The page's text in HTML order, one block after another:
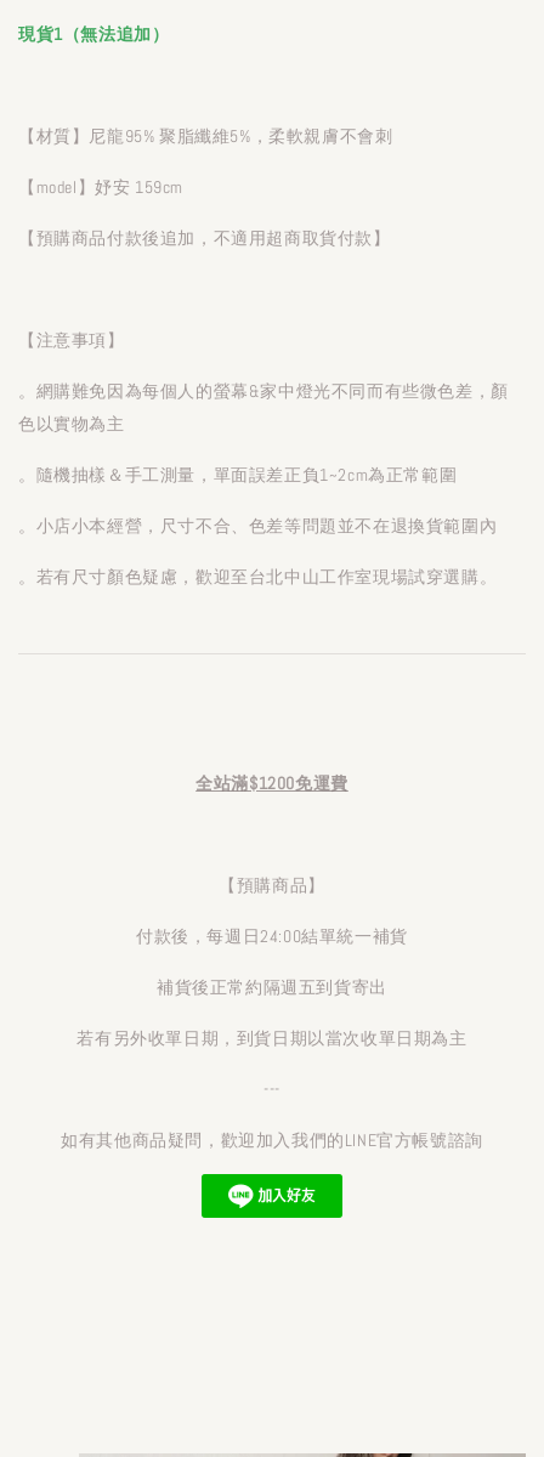
現貨1（無法追加）
【材質】尼龍95% 聚脂纖維5%，柔軟親膚不會刺
【model】妤安 159cm
【預購商品付款後追加，不適用超商取貨付款】
【注意事項】
。網購難免因為每個人的螢幕&家中燈光不同而有些微色差，顏
色以實物為主
。隨機抽樣＆手工測量，單面誤差正負1~2cm為正常範圍
。小店小本經營，尺寸不合、色差等問題並不在退換貨範圍內
。若有尺寸顏色疑慮，歡迎至台北中山工作室現場試穿選購。
全站滿$1200免運費
【預購商品】
付款後，每週日24:00結單統一補貨
補貨後正常約隔週五到貨寄出
若有另外收單日期，到貨日期以當次收單日期為主
---
如有其他商品疑問，歡迎加入我們的LINE官方帳號諮詢